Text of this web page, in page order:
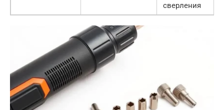
сверления